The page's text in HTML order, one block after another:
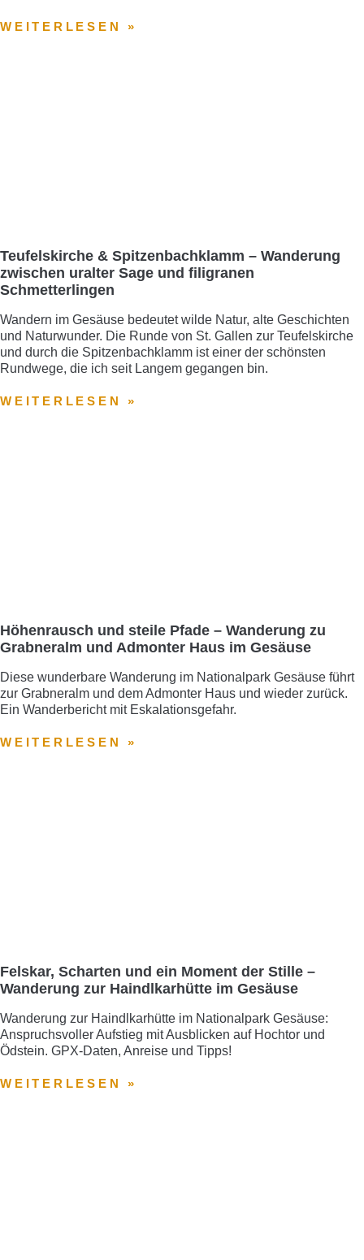
WEITERLESEN »
Teufelskirche & Spitzenbachklamm – Wanderung
zwischen uralter Sage und filigranen
Schmetterlingen
Wandern im Gesäuse bedeutet wilde Natur, alte Geschichten
und Naturwunder. Die Runde von St. Gallen zur Teufelskirche
und durch die Spitzenbachklamm ist einer der schönsten
Rundwege, die ich seit Langem gegangen bin.
WEITERLESEN »
Höhenrausch und steile Pfade – Wanderung zu
Grabneralm und Admonter Haus im Gesäuse
Diese wunderbare Wanderung im Nationalpark Gesäuse führt
zur Grabneralm und dem Admonter Haus und wieder zurück.
Ein Wanderbericht mit Eskalationsgefahr.
WEITERLESEN »
Felskar, Scharten und ein Moment der Stille –
Wanderung zur Haindlkarhütte im Gesäuse
Wanderung zur Haindlkarhütte im Nationalpark Gesäuse:
Anspruchsvoller Aufstieg mit Ausblicken auf Hochtor und
Ödstein. GPX-Daten, Anreise und Tipps!
WEITERLESEN »